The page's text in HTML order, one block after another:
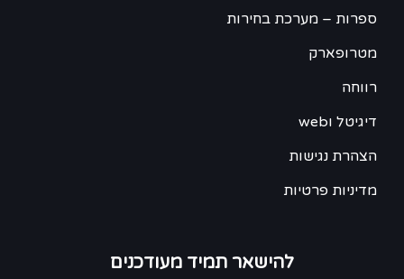
ספרות – מערכת בחירות
מטרופארק
רווחה
דיגיטל וweb
הצהרת נגישות
מדיניות פרטיות
להישאר תמיד מעודכנים